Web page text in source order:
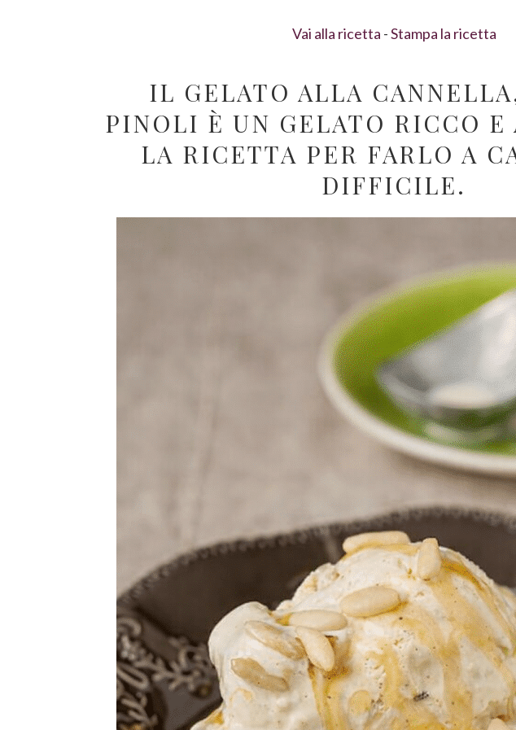
Vai alla ricetta -Stampa la ricetta
IL GELATO ALLA
PINOLI È UN GELATO RICCO E
LA RICETTA PER FARLO A
DIFFICILE.